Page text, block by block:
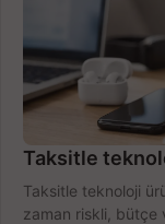
Taksitle
Taksitle teknoloji
zaman riskli, bütçe